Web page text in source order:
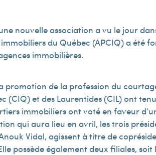
nouvelle association a vu le jour
du Québec (APCIQ) a été
immobilières.
promotion de la profession du
et des Laurentides (CIL) ont
immobiliers ont voté en faveur
qui aura lieu en avril, les trois
Vidal, agissent à titre de
possède également deux filiales, soit